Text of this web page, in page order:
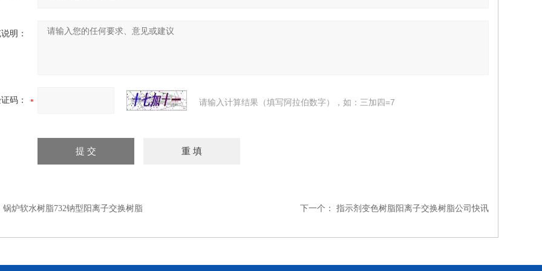
明：
码： 请输入计算结果（填写阿拉伯数字），如：三加四=7
锅炉软水树脂732钠型阳离子交换树脂 下一个： 指示剂变色树脂阳离子交换树脂公司快讯